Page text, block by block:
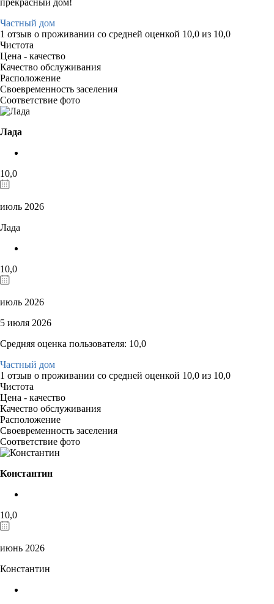
Частный дом
1 отзыв о проживании со средней оценкой 10,0 из 10,0
Чистота
Цена - качество
Качество обслуживания
Расположение
Своевременность заселения
Соответствие фото
Лада
10,0
июль 2026
Лада
10,0
июль 2026
5 июля 2026
Средняя оценка пользователя: 10,0
Частный дом
1 отзыв о проживании со средней оценкой 10,0 из 10,0
Чистота
Цена - качество
Качество обслуживания
Расположение
Своевременность заселения
Соответствие фото
Константин
10,0
июнь 2026
Константин